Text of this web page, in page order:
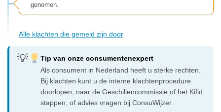
genomen.
Alle klachten die gemeld zijn door
Tip van onze consumentenexpert
Als consument in Nederland heeft u sterke rechten.
Bij klachten kunt u de interne klachtenprocedure
doorlopen, naar de Geschillencommissie of het Kifid
stappen, of advies vragen bij ConsuWijzer.